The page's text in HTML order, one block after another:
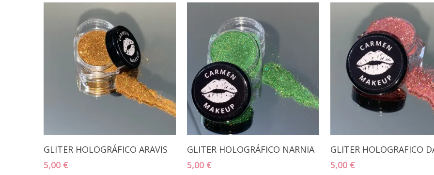
Añadir Al Carrito
GLITER HOLOGRÁFICO ARAVIS
5,00 €
Añadir Al Carrito
GLITER HOLOGRÁFICO NARNIA
5,00 €
Añadir Al Carrito
GLITER HOLOGRAFICO
5,00 €